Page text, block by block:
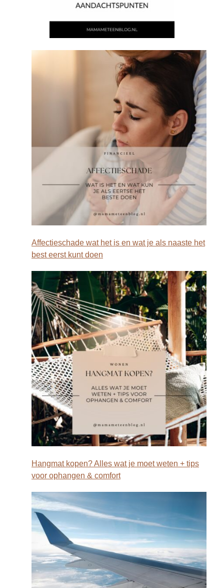
Affectieschade wat het is en wat je als naaste het
best eerst kunt doen
Hangmat kopen? Alles wat je moet weten + tips
voor ophangen & comfort